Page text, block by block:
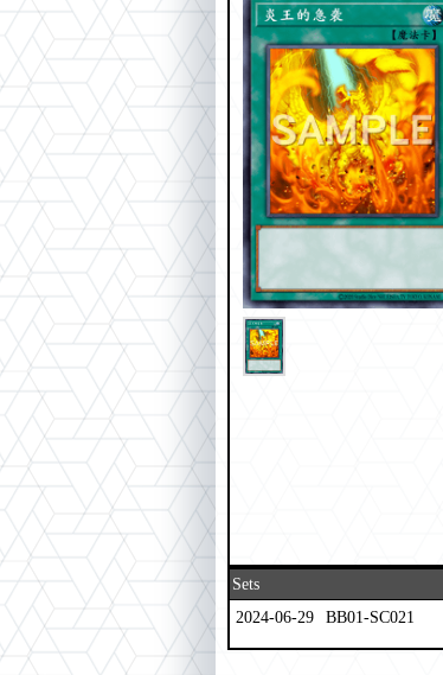
Sets
2024-06-29
BB01-SC021